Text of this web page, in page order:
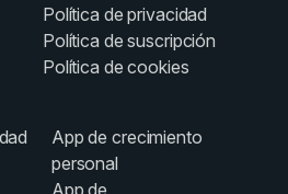
Política de privacidad
Política de suscripción
Política de cookies
App de crecimiento
personal
App de